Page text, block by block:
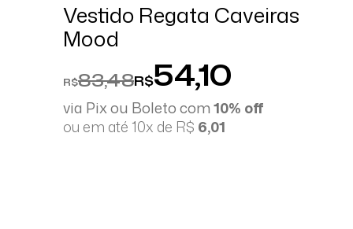
Vestido Regata Caveiras
Mood
R$83,48R$54,10
via Pix ou Boleto com10% off
ou em até 10x de R$ 6,01